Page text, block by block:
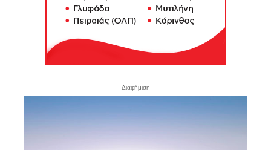
- Διαφήμιση -